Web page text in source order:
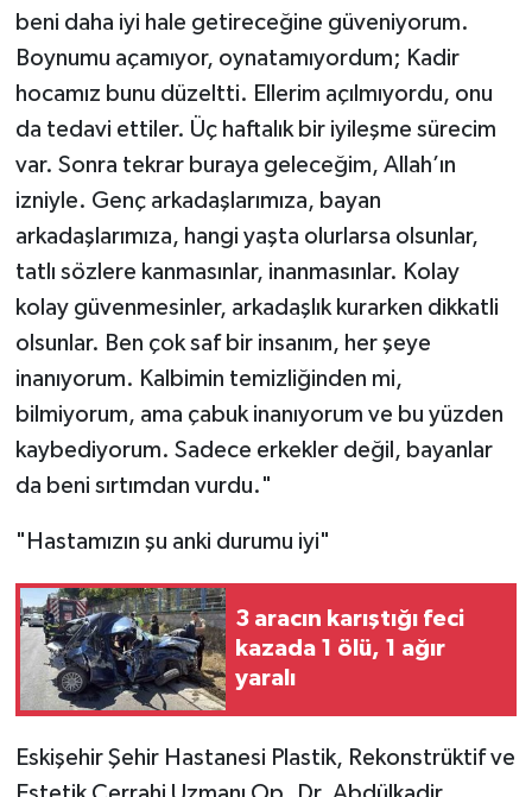
beni daha iyi hale getireceğine güveniyorum.
Boynumu açamıyor, oynatamıyordum; Kadir
hocamız bunu düzeltti. Ellerim açılmıyordu, onu
da tedavi ettiler. Üç haftalık bir iyileşme sürecim
var. Sonra tekrar buraya geleceğim, Allah’ın
izniyle. Genç arkadaşlarımıza, bayan
arkadaşlarımıza, hangi yaşta olurlarsa olsunlar,
tatlı sözlere kanmasınlar, inanmasınlar. Kolay
kolay güvenmesinler, arkadaşlık kurarken dikkatli
olsunlar. Ben çok saf bir insanım, her şeye
inanıyorum. Kalbimin temizliğinden mi,
bilmiyorum, ama çabuk inanıyorum ve bu yüzden
kaybediyorum. Sadece erkekler değil, bayanlar
da beni sırtımdan vurdu."
"Hastamızın şu anki durumu iyi"
3 aracın karıştığı feci
kazada 1 ölü, 1 ağır
yaralı
Eskişehir Şehir Hastanesi Plastik, Rekonstrüktif ve